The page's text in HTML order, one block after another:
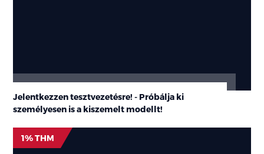
Jelentkezzen tesztvezetésre! - Próbálja ki
személyesen is a kiszemelt modellt!
1% THM